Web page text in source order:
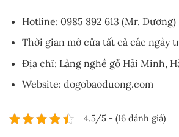
Hotline: 0985 892 613 (Mr. Dương)
Thời gian mở cửa tất cả các ngày
Địa chỉ: Làng nghề gỗ Hải Minh,
Website: dogobaoduong.com
4.5/5 - (16 đánh giá)